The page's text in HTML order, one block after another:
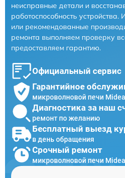
неисправные детали и
работоспособность
или рекомендованные
ремонта выполняем проверку
предоставляем гарантию.
Официальный сервис
Гарантийное
микроволновой печи
Диагностика за наш
ремонт по желанию
Бесплатный выезд
в день обращения
Срочный ремонт
микроволновой печи